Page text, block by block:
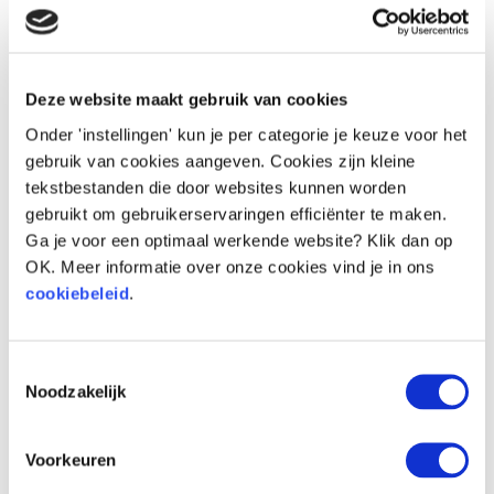
Deze website maakt gebruik van cookies
Onder 'instellingen' kun je per categorie je keuze voor het
gebruik van cookies aangeven. Cookies zijn kleine
tekstbestanden die door websites kunnen worden
gebruikt om gebruikerservaringen efficiënter te maken.
Ga je voor een optimaal werkende website? Klik dan op
OK. Meer informatie over onze cookies vind je in ons
cookiebeleid.
Noodzakelijk
Voorkeuren
_gcl_au
experimenteren
met de efficiëntie
van advertenties
op websites die
hun services
gebruiken.
3
_gcl_ls Google
Volgt de
Perma